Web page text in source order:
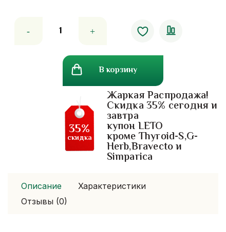
товара
В корзину
Жаркая Распродажа!
Скидка 35% сегодня и
завтра
купон LETO
кроме Thyroid-S,G-
Herb,Bravecto и
Simparica
35%
скидка
Описание
Характеристики
Отзывы (0)